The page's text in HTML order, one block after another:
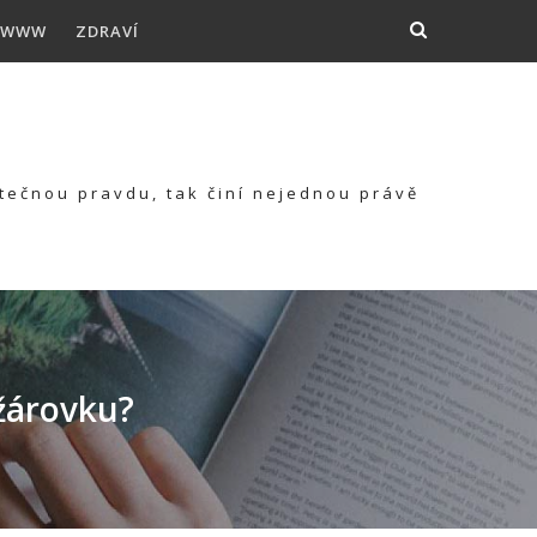
WWW ZDRAVÍ
pravdu, tak činí nejednou právě